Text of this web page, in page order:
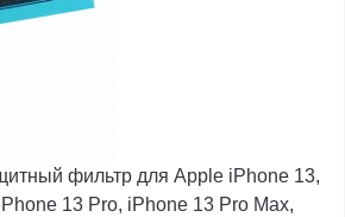
фильтр для Apple iPhone 13,
13 Pro, iPhone 13 Pro Max,